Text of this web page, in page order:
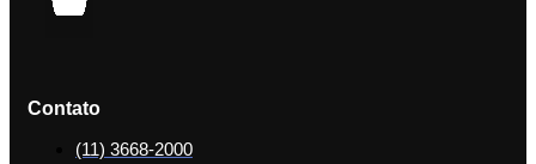
Contato
(11) 3668-2000